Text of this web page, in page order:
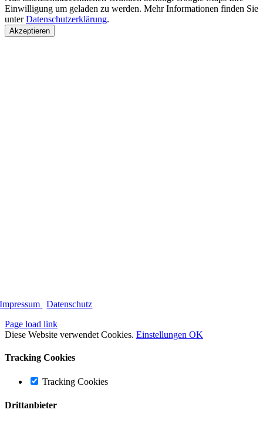
Einwilligung um geladen zu werden. Mehr Informationen finden Sie
unterDatenschutzerklärung.
Akzeptieren
Impressum
Datenschutz
Page load link
Diese Website verwendet Cookies. Einstellungen OK
Tracking Cookies
Tracking Cookies
Drittanbieter